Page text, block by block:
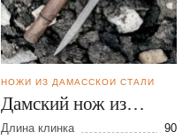
НОЖИ ИЗ ДАМАССКОЙ СТАЛИ
Дамский нож из
дамасской стали
Длина клинка
90